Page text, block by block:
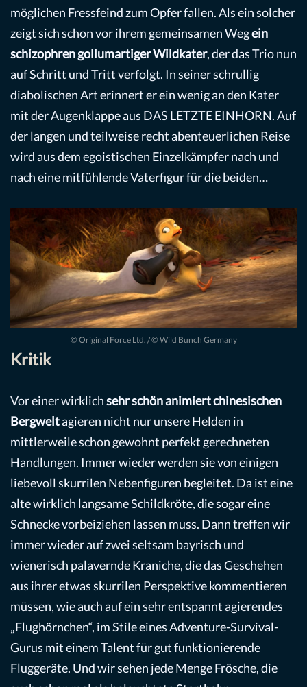
möglichen Fressfeind zum Opfer fallen. Als ein solcher
zeigt sich schon vor ihrem gemeinsamen Wegein
schizophren gollumartiger Wildkater, der das Trio nun
auf Schritt und Tritt verfolgt. In seiner schrullig
diabolischen Art erinnert er ein wenig an den Kater
mit der Augenklappe aus DAS LETZTE EINHORN. Auf
der langen und teilweise recht abenteuerlichen Reise
wird aus dem egoistischen Einzelkämpfer nach und
nach eine mitfühlende Vaterfigur für die beiden…
© Original Force Ltd. / © Wild Bunch Germany
Kritik
Vor einer wirklichsehr schön animiert chinesischen
Bergweltagieren nicht nur unsere Helden in
mittlerweile schon gewohnt perfekt gerechneten
Handlungen. Immer wieder werden sie von einigen
liebevoll skurrilen Nebenfiguren begleitet. Da ist eine
alte wirklich langsame Schildkröte, die sogar eine
Schnecke vorbeiziehen lassen muss. Dann treffen wir
immer wieder auf zwei seltsam bayrisch und
wienerisch palavernde Kraniche, die das Geschehen
aus ihrer etwas skurrilen Perspektive kommentieren
müssen, wie auch auf ein sehr entspannt agierendes
„Flughörnchen“, im Stile eines Adventure-Survival-
Gurus mit einem Talent für gut funktionierende
Fluggeräte. Und wir sehen jede Menge Frösche, die